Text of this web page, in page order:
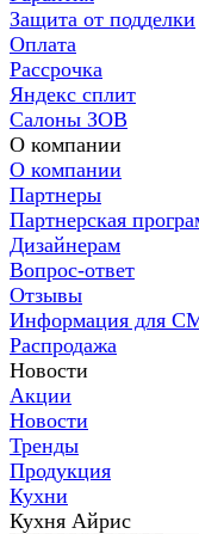
Защита от подделки
Оплата
Рассрочка
Яндекс сплит
Салоны ЗОВ
О компании
О компании
Партнеры
Партнерская
Дизайнерам
Вопрос-ответ
Отзывы
Информация для
Распродажа
Новости
Акции
Новости
Тренды
Продукция
Кухни
Кухня Айрис